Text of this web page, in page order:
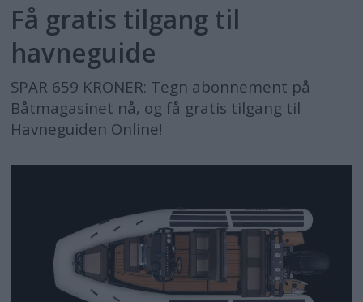
Få gratis tilgang til
havneguide
SPAR 659 KRONER: Tegn abonnement på
Båtmagasinet nå, og få gratis tilgang til
Havneguiden Online!